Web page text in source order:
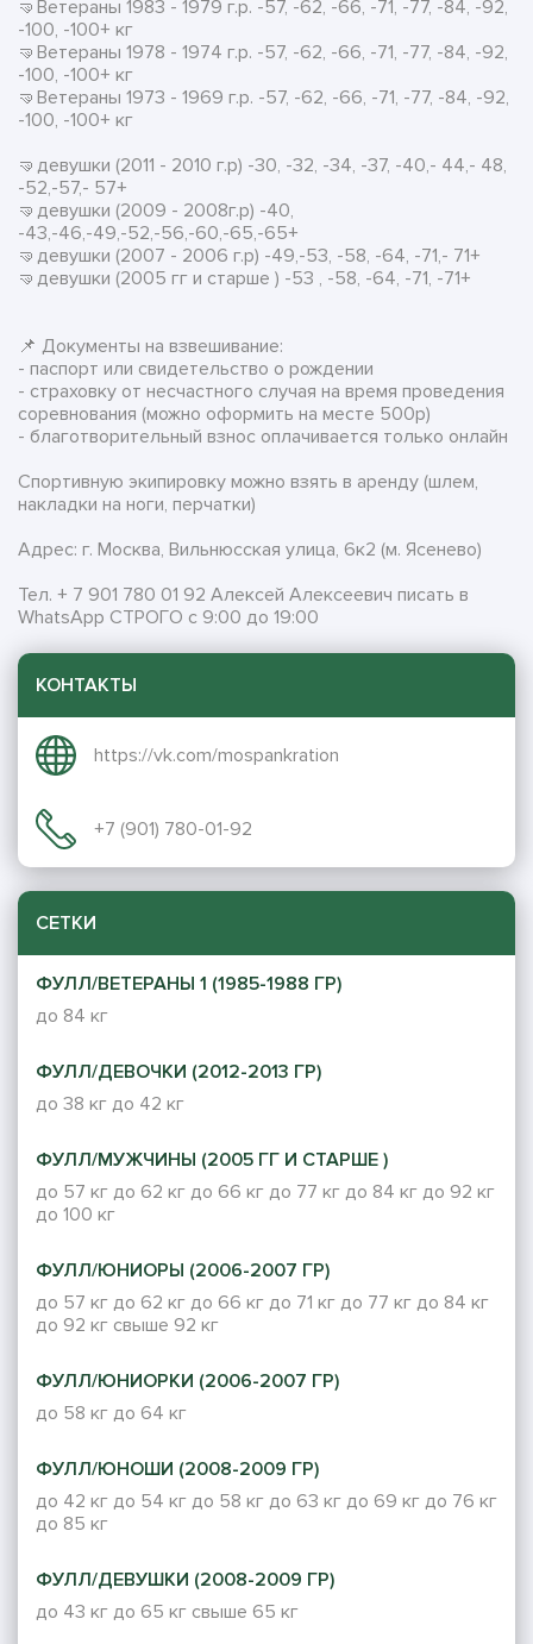
🤜Ветераны 1983 - 1979 г.р. -57, -62, -66, -71, -77, -84, -92,
-100, -100+ кг
🤜Ветераны 1978 - 1974 г.р. -57, -62, -66, -71, -77, -84, -92,
-100, -100+ кг
🤜Ветераны 1973 - 1969 г.р. -57, -62, -66, -71, -77, -84, -92,
-100, -100+ кг
🤜девушки (2011 - 2010 г.р) -30, -32, -34, -37, -40,- 44,- 48,
-52,-57,- 57+
🤜девушки (2009 - 2008г.р) -40,
-43,-46,-49,-52,-56,-60,-65,-65+
🤜девушки (2007 - 2006 г.р) -49,-53, -58, -64, -71,- 71+
🤜девушки (2005 гг и старше ) -53 , -58, -64, -71, -71+
📌 Документы на взвешивание:
- паспорт или свидетельство о рождении
- страховку от несчастного случая на время проведения
соревнования (можно оформить на месте 500р)
- благотворительный взнос оплачивается только онлайн
Спортивную экипировку можно взять в аренду (шлем,
накладки на ноги, перчатки)
Адрес: г. Москва, Вильнюсская улица, 6к2 (м. Ясенево)
Тел. + 7 901 780 01 92 Алексей Алексеевич писать в
WhatsApp СТРОГО с 9:00 до 19:00
КОНТАКТЫ
https://vk.com/mospankration
+7 (901) 780-01-92
СЕТКИ
ФУЛЛ/ВЕТЕРАНЫ 1 (1985-1988 ГР)
до 84 кг
ФУЛЛ/ДЕВОЧКИ (2012-2013 ГР)
до 38 кг до 42 кг
ФУЛЛ/МУЖЧИНЫ (2005 ГГ И СТАРШЕ )
до 57 кг до 62 кг до 66 кг до 77 кг до 84 кг до 92 кг
до 100 кг
ФУЛЛ/ЮНИОРЫ (2006-2007 ГР)
до 57 кг до 62 кг до 66 кг до 71 кг до 77 кг до 84 кг
до 92 кг свыше 92 кг
ФУЛЛ/ЮНИОРКИ (2006-2007 ГР)
до 58 кг до 64 кг
ФУЛЛ/ЮНОШИ (2008-2009 ГР)
до 42 кг до 54 кг до 58 кг до 63 кг до 69 кг до 76 кг
до 85 кг
ФУЛЛ/ДЕВУШКИ (2008-2009 ГР)
до 43 кг до 65 кг свыше 65 кг